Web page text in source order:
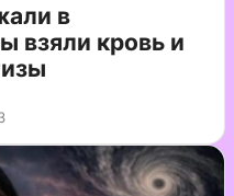
в
взяли кровь и